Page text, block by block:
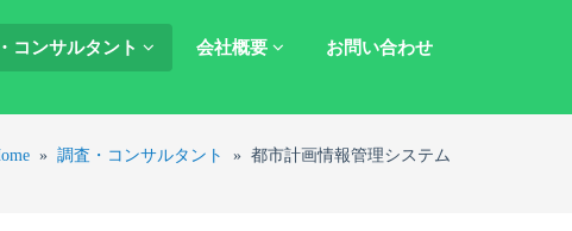
コンサルタント 会社概要 お問い合わせ
» 調査・コンサルタント » 都市計画情報管理システム